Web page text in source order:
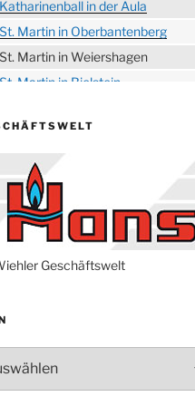
Katharinenball in der Aula
St. Martin in Oberbantenberg
St. Martin in Weiershagen
St. Martin in Bielstein
der Tollitäten
Konzert Bielsteiner Männerchor
Volkstrauertag am Ehrenmal
Anknipsfest an der
Oberbantenberger Kirche
Adventskonzert Frauenchor
Oberbantenberg
im Ev. Gemeindehaus
Burghaus
rund um die
Geschäftswelt